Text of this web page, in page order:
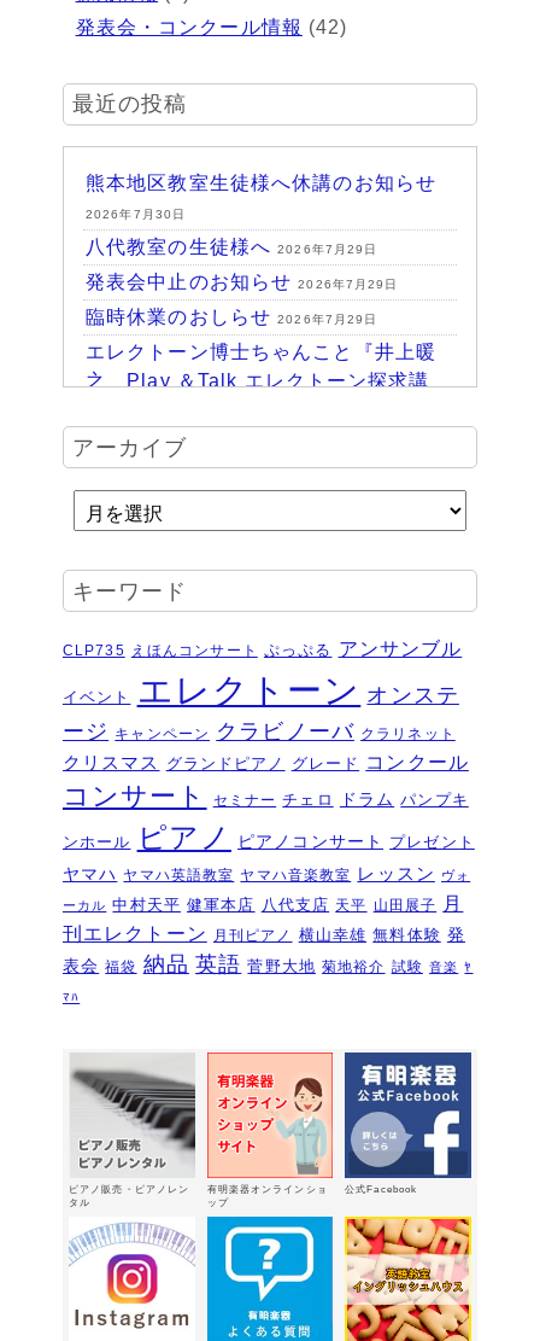
発表会・コンクール情報 (42)
最近の投稿
熊本地区教室生徒様へ休講のお知らせ
2026年7月30日
八代教室の生徒様へ 2026年7月29日
発表会中止のお知らせ 2026年7月29日
臨時休業のおしらせ 2026年7月29日
エレクトーン博士ちゃんこと『井上暖
之 Play ＆Talk エレクトーン探求講
ハッピーパーク終了♪
よう！未来につながるワクワク体験
受賞結果 ヤマハエレクトーンフェス
ティバル ソロ
夏のおトクなキャンペーン・・・その
夏のおトクなキャンペーン・・・その
１
2026年6月11日
ピアノを購入するなら今！『ひと足早
いサマーセール』6/14～7/12
2026年6月7
ピアノ・アドヴェンチャー研究会発表
会を実施しました～🎵
新入会おめでとう！コンサートを実施
しました～～🎵 2026年5月2日
『ピアノ・アドヴェンチャー ベーシ
ックシリーズセミナー Vol,1』講座の
お知らせ 2026年4月14日
新型エレクトーン「ELS03シリーズ」
3/15（日）健軍で日曜体験ＤＡＹ
2月18日
有明楽器オンステージ開催しました～
🎵 2026年2月16日
八代支店情報：年末年始特別販売企画
アーカイブ
キーワード
CLP735 えほんコンサート ぷっぷる アンサンブル
イベント エレクトーン オンステ
ージ
キャンペーン クラビノーバ クラリネット
クリスマス グランドピアノ グレード コンクール
コンサート セミナー チェロ ドラム パンプキ
ンホール ピアノ ピアノコンサート プレゼント
ヤマハ ヤマハ英語教室 ヤマハ音楽教室 レッスン ヴォ
ーカル 中村天平 健軍本店 八代支店 天平 山田展子
月
刊エレクトーン
月刊ピアノ 横山幸雄 無料体験 発
表会 福袋 納品 英語 菅野大地 菊地裕介 試験 音楽 ﾔ
ﾏﾊ
ピアノ販売・ピアノレン
タル
有明楽器オンラインショ
ップ
公式Facebook